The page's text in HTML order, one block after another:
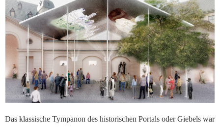
Das klassische Tympanon des historischen Portals oder Giebels war